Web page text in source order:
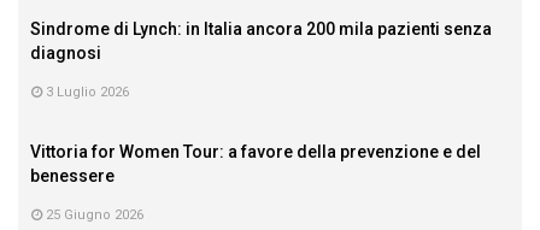
Sindrome di Lynch: in Italia ancora 200 mila pazienti senza
diagnosi
3 Luglio 2026
Vittoria for Women Tour: a favore della prevenzione e del
benessere
25 Giugno 2026